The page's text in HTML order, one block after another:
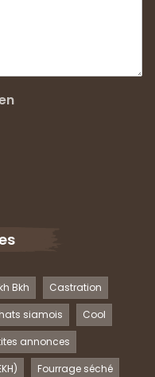
Bkh
Castration
siamois
Cool
annonces
Fourrage séché